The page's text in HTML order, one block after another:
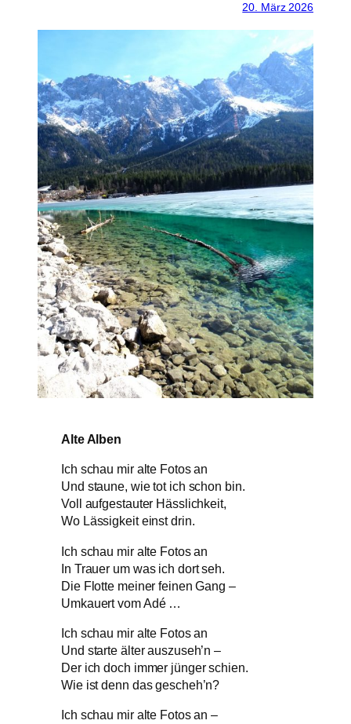
20. März 2026
Alte Alben
Ich schau mir alte Fotos an
Und staune, wie tot ich schon bin.
Voll aufgestauter Hässlichkeit,
Wo Lässigkeit einst drin.
Ich schau mir alte Fotos an
In Trauer um was ich dort seh.
Die Flotte meiner feinen Gang –
Umkauert vom Adé …
Ich schau mir alte Fotos an
Und starte älter auszuseh’n –
Der ich doch immer jünger schien.
Wie ist denn das gescheh’n?
Ich schau mir alte Fotos an –